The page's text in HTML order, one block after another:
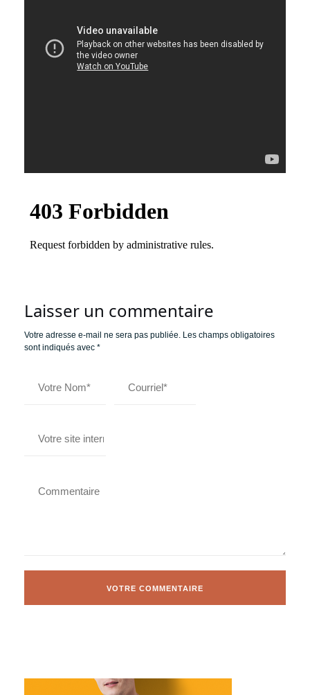
Laisser un commentaire
Votre adresse e-mail ne sera pas publiée. Les champs obligatoires
sont indiqués avec *